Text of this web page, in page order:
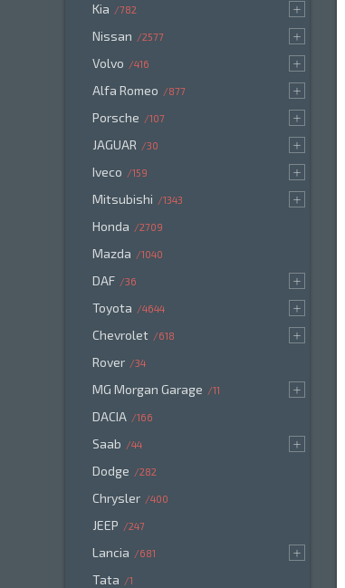
Kia 782
Nissan 2577
Volvo 416
Alfa Romeo 877
Porsche 107
JAGUAR 30
Iveco 159
Mitsubishi 1343
Honda 2709
Mazda 1040
DAF 36
Toyota 4644
Chevrolet 618
Rover 34
MG Morgan Garage 11
DACIA 166
Saab 44
Dodge 282
Chrysler 400
JEEP 247
Lancia 681
Tata 1